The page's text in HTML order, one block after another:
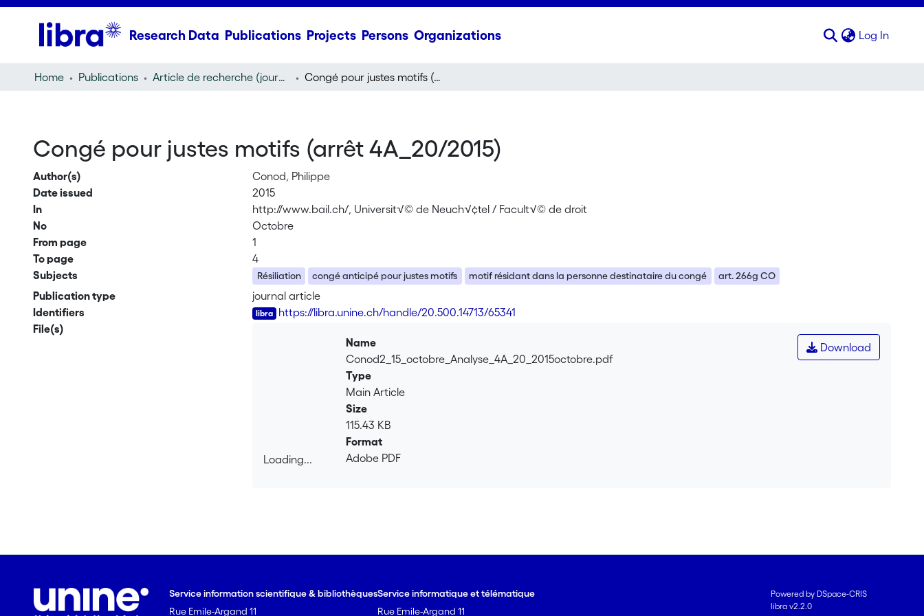
Research Data Publications Projects Persons Organizations Log In
Home Publications Article de recherche (journal article) Congé pour justes motifs (arrêt 4A_20/2015)
Congé pour justes motifs (arrêt 4A_20/2015)
Author(s)
Conod, Philippe
Date issued
2015
In
http://www.bail.ch/, Universit√© de Neuch√¢tel / Facult√© de droit
No
Octobre
From page
1
To page
4
Subjects
Résiliation congé anticipé pour justes motifs motif résidant dans la personne destinataire du congé art. 266g CO
Publication type
journal article
Identifiers
https://libra.unine.ch/handle/20.500.14713/65341
File(s)
Loading...
Download
Name
Conod2_15_octobre_Analyse_4A_20_2015octobre.pdf
Type
Main Article
Size
115.43 KB
Format
Adobe PDF
Service information scientifique & bibliothèques
Rue Emile-Argand 11
Service informatique et télématique
Rue Emile-Argand 11
Powered by DSpace-CRIS
libra v2.2.0